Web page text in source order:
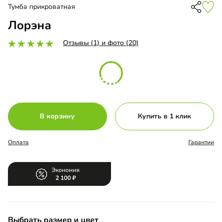
Тумба прикроватная
Лорэна
Отзывы (1) и фото (20)
В корзину Купить в 1 клик
Оплата Гарантии
Экономия
2 100